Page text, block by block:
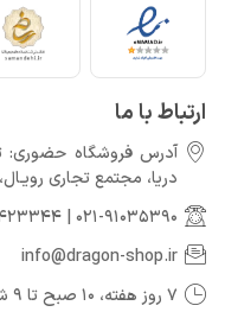
ارتباط با ما
آدرس فروشگاه حضوری:
دريا، مجتمع تجارى رويـال، طبقه اول،
021-91035390
info@dragon-shop.ir
7 روز هفته، 10 صبح تا 9 شب پاسخگوی شما عزیزان هستیم.